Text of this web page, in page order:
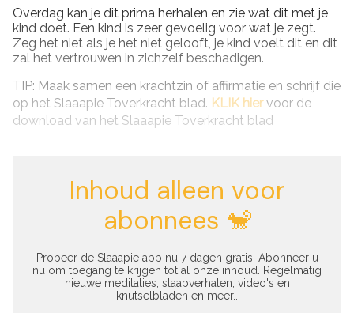
Overdag kan je dit prima herhalen en zie wat dit met je
kind doet. Een kind is zeer gevoelig voor wat je zegt.
Zeg het niet als je het niet gelooft, je kind voelt dit en dit
zal het vertrouwen in zichzelf beschadigen.
TIP: Maak samen een krachtzin of affirmatie en schrijf die
op het Slaaapie Toverkracht blad. KLIK hiervoor de
download van het Slaaapie Toverkracht blad
Inhoud alleen voor
abonnees 🐒
Probeer de Slaaapie app nu 7 dagen gratis. Abonneer u
nu om toegang te krijgen tot al onze inhoud. Regelmatig
nieuwe meditaties, slaapverhalen, video's en
knutselbladen en meer..